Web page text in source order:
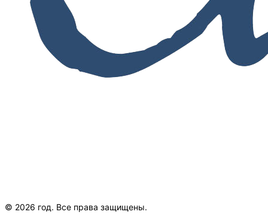
© 2026 год. Все права защищены.